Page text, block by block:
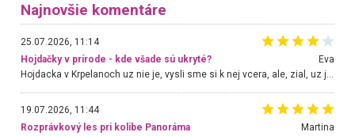
Najnovšie komentáre
25.07.2026, 11:14
Hojdačky v prírode - kde všade sú ukryté?
Eva
19.07.2026, 11:44
Rozprávkový les pri kolibe Panoráma
Martina